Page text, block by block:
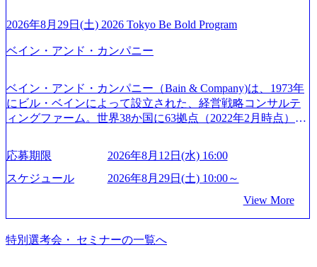
通常の選考フローと異なり、事前に適性検査をご受検いた
ションサーチになります。 ご経験やスキル、そして適性や
きます。 ※本求人はレバテック株式会社の雇用となりま
す。 ※案件によっては客先に出向いての作業も発生しま
す。 ＜ITコンサルタント＞ Webアプリケーション、SaaS系
模基幹システムにおける最上流のPoC(概念実証)支援から構
想策定、開発マネジメント支援までを一気通貫で担当して
います。 生成AIなどの最新技術とシステムを活用し、顧客
の業務革新と効率化の実現に貢献します。 ＜PL/PM＞ 顧客
の要望を深くヒアリングし、企画構想からアジャイル開発
による開発支援までを一気通貫で推進していただきます。
プロジェクト提案・推進の中核として、企画・要件定義か
s://www.accenture.com/jp-ja/case-studies/communications-media/so
する「保安ネット」を構築。省庁DXの先進事例を実現 (http
ry-safety-network)（公共サービス） カルビー：SAP HANAの
導入で基幹システムを刷新 (https://www.accenture.com/jp-ja/ca
se-studies/consumer-goods-services/calbee)（消費財・サービ
る 日本では2.3万人以上の従業員を擁しており(会計系BIG4
を上回る規模感)、営業利益率も約15％と驚異的な数字とな
を遂げていることから、今後も高い成長が見込まれる 多く
の技術者を抱えており、アビームコンサルティングに続い
て日本国内2番目にSAP認定コンサルタント制度の有資格者
数が多く、特にIT領域に強みを持つ グローバルのポジショ
トとしている SAP領域においては日本市場No.1を誇り、全
定コンサルタント資格を取得している また、日本国内企業
資格も保有、さまざまな業界・業種でのプロジェクト実績
と蓄積されたノウハウを基に独自の方法論やテンプレート
を開発し、それらを活用してお客様に最適なSAPコンサル
ティングサービスを提供する https://storage.googleapis.com/our
96dc8f2-7d54-42b9-a7ae-8c532c52d3d8_1200x678.webp アビー
ムコンサルティング会社資料 (https://www.abeam.com/content/
dam/abeam/jp/ja/about/company/ABeamConsultingCompanyProfil
e_jpn_4.pdf) 『SAP AWARD OF EXCELLENCE 2024』にお
ルティング、社員の健康改善を支援 食事・睡眠など可視
2026年8月29日(土) 2026 Tokyo Be Bold Program
ベイン・アンド・カンパニー
ベイン・アンド・カンパニー（Bain & Company)は、1973年
にビル・ベインによって設立された、経営戦略コンサルテ
ィングファーム。世界38か国に63拠点（2022年2月時点）、
アントにお届けするのは単なるレポートではなく、『結
果』である。」この原則のもと、ベインは1973年に創業さ
れた。クライアントが不確かな未来の中、競争に勝てるよ
に、提言を具体的な行動に落とし込んでいる。 徹底した
「結果主義」を標榜。クライアントのフルポテンシャル実
現を目標に、具体的に目に見える成果を出すことを信条と
応募期限
2026年8月12日(水) 16:00
スケジュール
2026年8月29日(土) 10:00～
View More
特別選考会・ セミナーの一覧へ